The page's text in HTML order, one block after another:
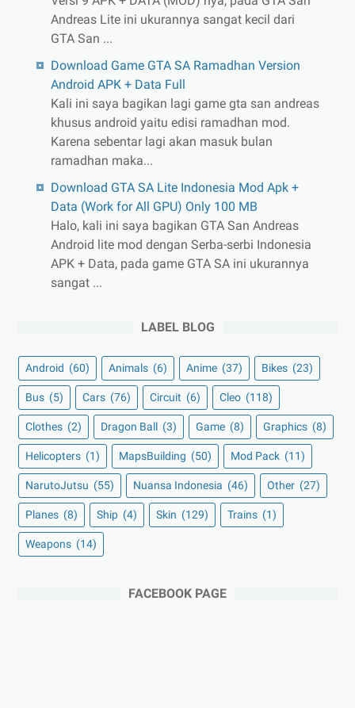
Andreas Lite ini ukurannya sangat kecil dari
GTA San ...
Download Game GTA SA Ramadhan Version
Android APK + Data Full
Kali ini saya bagikan lagi game gta san andreas
khusus android yaitu edisi ramadhan mod.
Karena sebentar lagi akan masuk bulan
ramadhan maka...
Download GTA SA Lite Indonesia Mod Apk +
Data (Work for All GPU) Only 100 MB
Halo, kali ini saya bagikan GTA San Andreas
Android lite mod dengan Serba-serbi Indonesia
APK + Data, pada game GTA SA ini ukurannya
sangat ...
LABEL BLOG
Android (60) Animals (6) Anime (37) Bikes (23)
Bus (5) Cars (76) Circuit (6) Cleo (118)
Clothes (2) Dragon Ball (3) Game (8) Graphics (8)
Helicopters (1) MapsBuilding (50) Mod Pack (11)
NarutoJutsu (55) Nuansa Indonesia (46) Other (27)
Planes (8) Ship (4) Skin (129) Trains (1)
Weapons (14)
FACEBOOK PAGE